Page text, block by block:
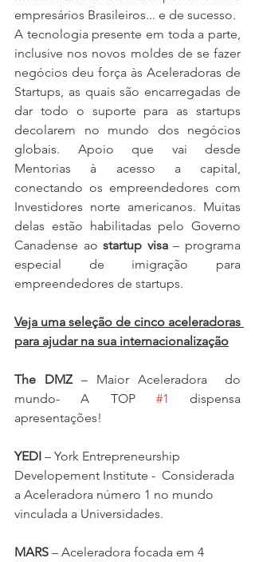
empresários Brasileiros... e de sucesso.
A tecnologia presente em toda a parte,
inclusive nos novos moldes de se fazer
negócios deu força às Aceleradoras de
Startups, as quais são encarregadas de
dar todo o suporte para as startups
decolarem no mundo dos negócios
globais. Apoio que vai desde
Mentorias à acesso a capital,
conectando os empreendedores com
Investidores norte americanos. Muitas
delas estão habilitadas pelo Governo
Canadense ao startup visa – programa
especial de imigração para
empreendedores de startups.
Veja uma seleção de cinco aceleradoras
para ajudar na sua internacionalização
The DMZ – Maior Aceleradora  do
mundo- A TOP #1 dispensa
apresentações!
YEDI – York Entrepreneurship
Developement Institute -  Considerada
a Aceleradora número 1 no mundo
vinculada a Universidades.
MARS – Aceleradora focada em 4